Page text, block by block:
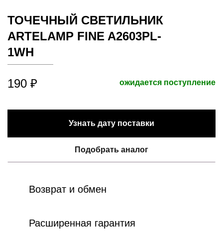
ТОЧЕЧНЫЙ СВЕТИЛЬНИК
ARTELAMP FINE A2603PL-
1WH
190 ₽ ожидается поступление
Узнать дату поставки
Подобрать аналог
Возврат и обмен
Расширенная гарантия